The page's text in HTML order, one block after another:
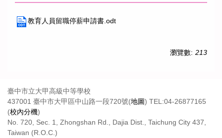
教育人員留職停薪申請書.odt
瀏覽數: 213
臺中市立大甲高級中等學校
437001 臺中市大甲區中山路一段720號(地圖) TEL:04-26877165
(校內分機)
No. 720, Sec. 1, Zhongshan Rd., Dajia Dist., Taichung City 437,
Taiwan (R.O.C.)